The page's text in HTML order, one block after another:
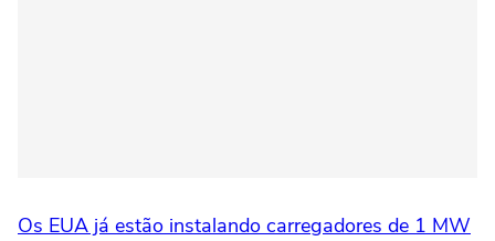
Os EUA já estão instalando carregadores de 1 MW